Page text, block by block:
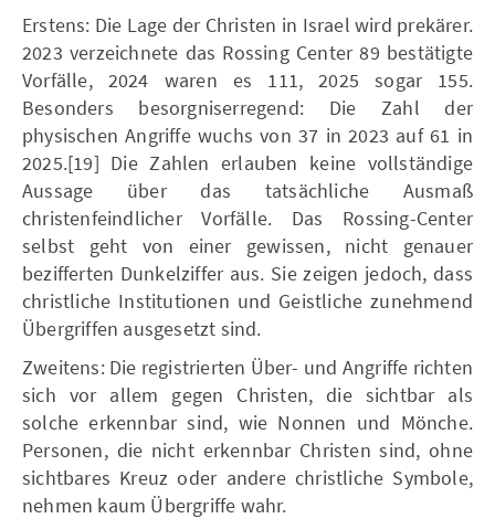
Erstens: Die Lage der Christen in Israel wird prekärer.
2023 verzeichnete das Rossing Center 89 bestätigte
Vorfälle, 2024 waren es 111, 2025 sogar 155.
Besonders besorgniserregend: Die Zahl der
physischen Angriffe wuchs von 37 in 2023 auf 61 in
2025.[19] Die Zahlen erlauben keine vollständige
Aussage über das tatsächliche Ausmaß
christenfeindlicher Vorfälle. Das Rossing-Center
selbst geht von einer gewissen, nicht genauer
bezifferten Dunkelziffer aus. Sie zeigen jedoch, dass
christliche Institutionen und Geistliche zunehmend
Übergriffen ausgesetzt sind.
Zweitens: Die registrierten Über- und Angriffe richten
sich vor allem gegen Christen, die sichtbar als
solche erkennbar sind, wie Nonnen und Mönche.
Personen, die nicht erkennbar Christen sind, ohne
sichtbares Kreuz oder andere christliche Symbole,
nehmen kaum Übergriffe wahr.